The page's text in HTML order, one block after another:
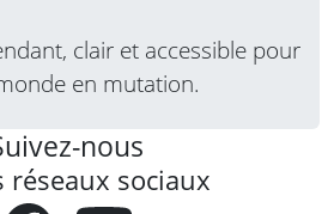
clair et accessible pour
en mutation.
nous
réseaux sociaux